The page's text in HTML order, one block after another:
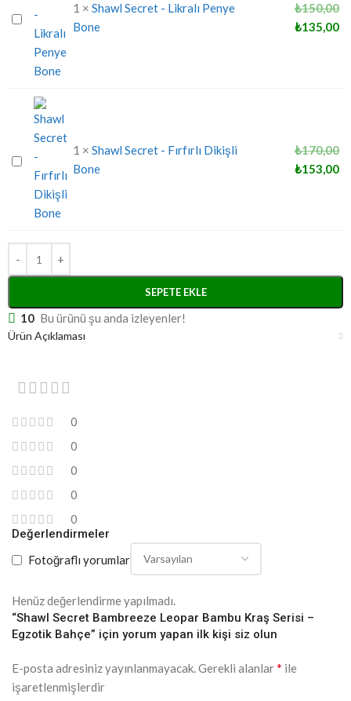
Shawl
Secret
Likralı
Penye
Bone
1 × Shawl Secret - Likralı Penye
Bone
₺150,00
₺135,00
Shawl
Secret
Fırfırlı
Dikişli
Bone
1 × Shawl Secret - Fırfırlı Dikişli
Bone
₺170,00
₺153,00
SEPETE EKLE
10 Bu ürünü şu anda izleyenler!
Ürün Açıklaması
0
0
0
0
0
Değerlendirmeler
Fotoğraflı yorumlar
Henüz değerlendirme yapılmadı.
“Shawl Secret Bambreeze Leopar Bambu Kraş Serisi –
Egzotik Bahçe” için yorum yapan ilk kişi siz olun
E-posta adresiniz yayınlanmayacak.Gerekli alanlar* ile
işaretlenmişlerdir